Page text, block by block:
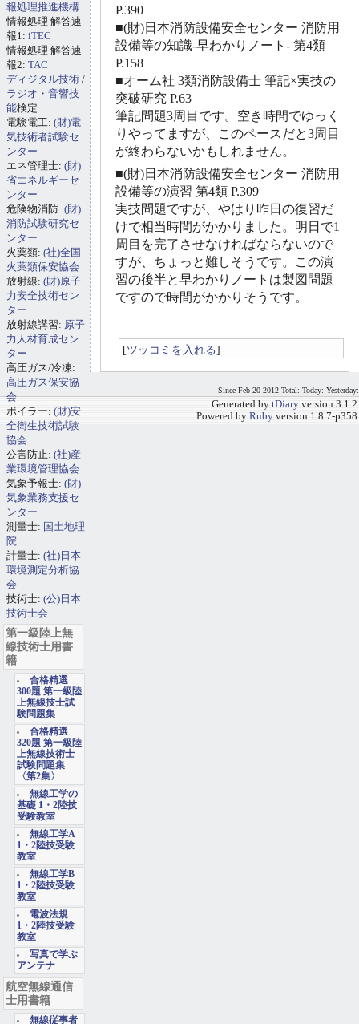
P.390
■(財)日本消防設備安全センター 消防用
設備等の知識-早わかりノート- 第4類
P.158
■オーム社 3類消防設備士 筆記×実技の
突破研究 P.63
筆記問題3周目です。空き時間でゆっく
りやってますが、このペースだと3周目
が終わらないかもしれません。
■(財)日本消防設備安全センター 消防用
設備等の演習 第4類 P.309
実技問題ですが、やはり昨日の復習だ
けで相当時間がかかりました。明日で1
周目を完了させなければならないので
すが、ちょっと難しそうです。この演
習の後半と早わかりノートは製図問題
ですので時間がかかりそうです。
[ツッコミを入れる]
報処理推進機構
情報処理 解答速
報1: iTEC
情報処理 解答速
報2: TAC
ディジタル技術 /
ラジオ・音響技
能検定
電験電工: (財)電
気技術者試験セ
ンター
エネ管理士: (財)
省エネルギーセ
ンター
危険物消防: (財)
消防試験研究セ
ンター
火薬類: (社)全国
火薬類保安協会
放射線: (財)原子
力安全技術セン
ター
放射線講習: 原子
力人材育成セン
ター
高圧ガス/冷凍:
高圧ガス保安協
会
ボイラー: (財)安
全衛生技術試験
協会
公害防止: (社)産
業環境管理協会
気象予報士: (財)
気象業務支援セ
ンター
測量士: 国土地理
院
計量士: (社)日本
環境測定分析協
会
技術士: (公)日本
技術士会
第一級陸上無
線技術士用書
籍
合格精選
300題 第一級陸
上無線技士試
験問題集
合格精選
320題 第一級陸
上無線技術士
試験問題集
〈第2集〉
無線工学の
基礎 1・2陸技
受験教室
無線工学A
1・2陸技受験
教室
無線工学B
1・2陸技受験
教室
電波法規
1・2陸技受験
教室
写真で学ぶ
アンテナ
航空無線通信
士用書籍
無線従事者
Since Feb-20-2012 Total: Today: Yesterday:
Generated by tDiary version 3.1.2
Powered by Ruby version 1.8.7-p358